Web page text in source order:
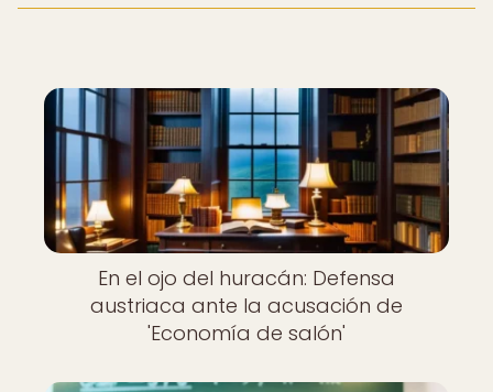
En el ojo del huracán: Defensa
austriaca ante la acusación de
'Economía de salón'